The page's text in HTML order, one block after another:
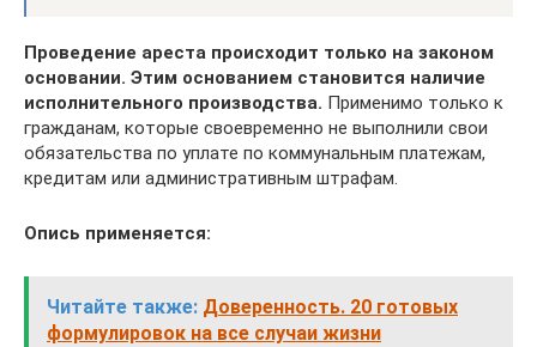
Проведение ареста происходит только на законом
основании. Этим основанием становится наличие
исполнительного производства. Применимо только к
гражданам, которые своевременно не выполнили свои
обязательства по уплате по коммунальным платежам,
кредитам или административным штрафам.
Опись применяется:
Читайте также: Доверенность. 20 готовых
формулировок на все случаи жизни